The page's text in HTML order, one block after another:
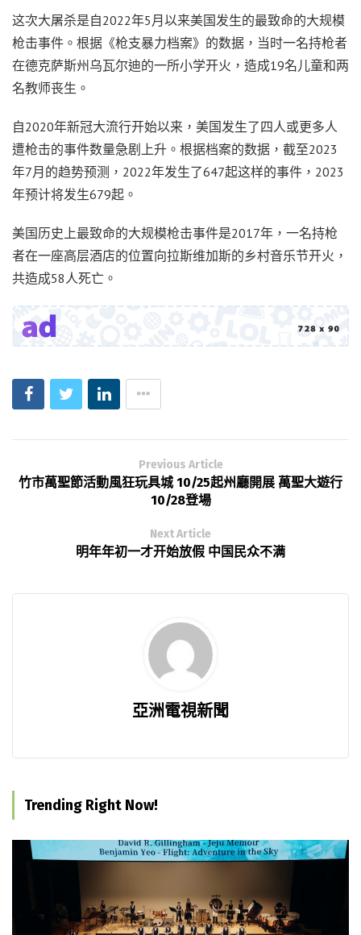
这次大屠杀是自2022年5月以来美国发生的最致命的大规模
枪击事件。根据《枪支暴力档案》的数据，当时一名持枪者
在德克萨斯州乌瓦尔迪的一所小学开火，造成19名儿童和两
名教师丧生。
自2020年新冠大流行开始以来，美国发生了四人或更多人
遭枪击的事件数量急剧上升。根据档案的数据，截至2023
年7月的趋势预测，2022年发生了647起这样的事件，2023
年预计将发生679起。
美国历史上最致命的大规模枪击事件是2017年，一名持枪
者在一座高层酒店的位置向拉斯维加斯的乡村音乐节开火，
共造成58人死亡。
Previous Article
竹市萬聖節活動風狂玩具城 10/25起州廳開展 萬聖大遊行
10/28登場
Next Article
明年年初一才开始放假 中国民众不满
亞洲電視新聞
Trending Right Now!